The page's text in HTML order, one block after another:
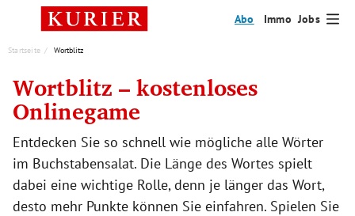
Abo Immo Jobs
Startseite Wortblitz
Wortblitz – kostenloses
Onlinegame
Entdecken Sie so schnell wie mögliche alle Wörter
im Buchstabensalat. Die Länge des Wortes spielt
dabei eine wichtige Rolle, denn je länger das Wort,
desto mehr Punkte können Sie einfahren. Spielen Sie